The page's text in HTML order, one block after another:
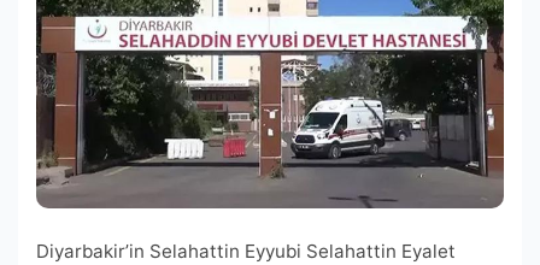
Diyarbakir’in Selahattin Eyyubi Selahattin Eyalet